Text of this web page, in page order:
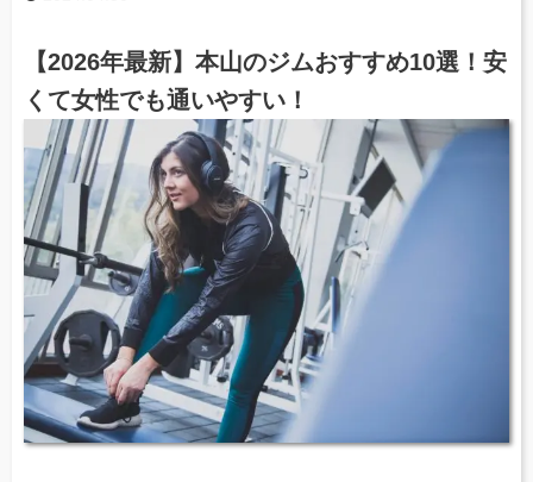
【2026年最新】本山のジムおすすめ10選！安
くて女性でも通いやすい！